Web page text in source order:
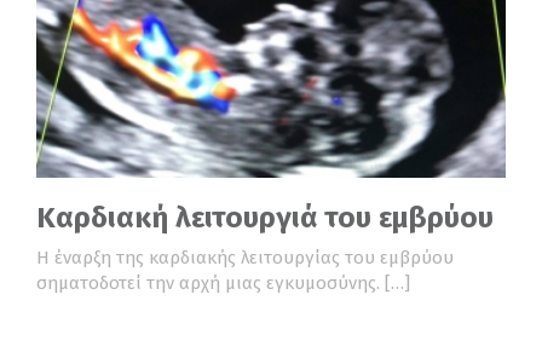
Καρδιακή λειτουργιά του εμβρύου
Η έναρξη της καρδιακής λειτουργίας του εμβρύου
σηματοδοτεί την αρχή μιας εγκυμοσύνης. […]